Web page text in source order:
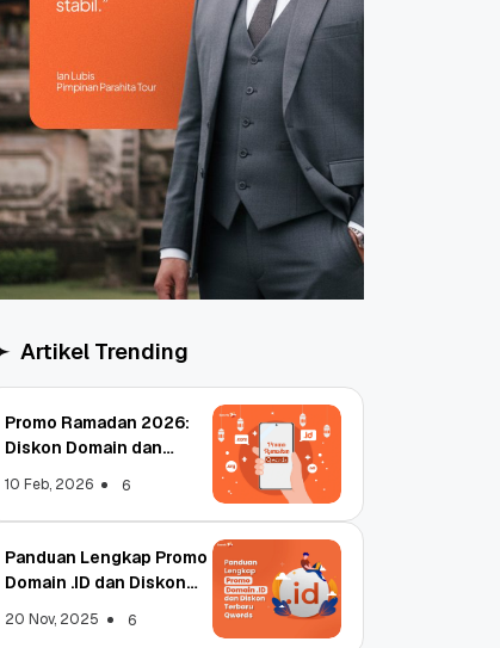
Artikel Trending
Promo Ramadan 2026:
Diskon Domain dan
10 Feb, 2026 6
Panduan Lengkap Promo
Domain .ID dan Diskon
20 Nov, 2025 6